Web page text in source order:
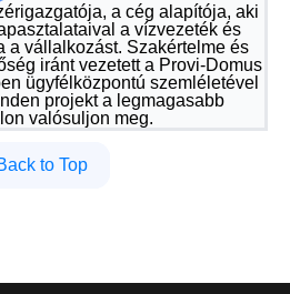
a cég alapítója, aki
a vízvezeték és
a vállalkozást. Szakértelme és
iránt vezetett a Provi-Domus
ügyfélközpontú szemléletével
projekt a legmagasabb
valósuljon meg.
to Top